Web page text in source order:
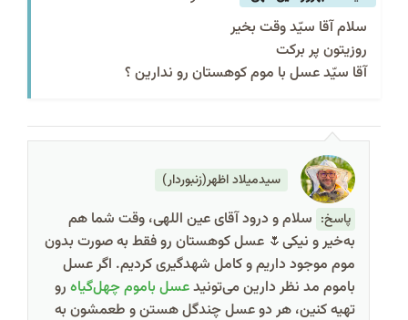
سلام آقا سیّد وقت بخیر
روزیتون پر برکت
آقا سیّد عسل با موم کوهستان رو ندارین ؟
سیدمیلاد اظهر(زنبوردار)
پاسخ: سلام و درود آقای عین اللهی، وقت شما هم
به‌خیر و نیکی🌷 عسل کوهستان رو فقط به صورت بدون
موم موجود داریم و کامل شهدگیری کردیم. اگر عسل
باموم مد نظر دارین می‌تونیدعسل باموم چهل‌گیاه رو
تهیه کنین، هر دو عسل چندگل هستن و طعمشون به